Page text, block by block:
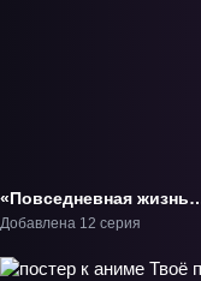
«Повседневная жизнь
бессмертного короля 5»
Добавлена 12 серия